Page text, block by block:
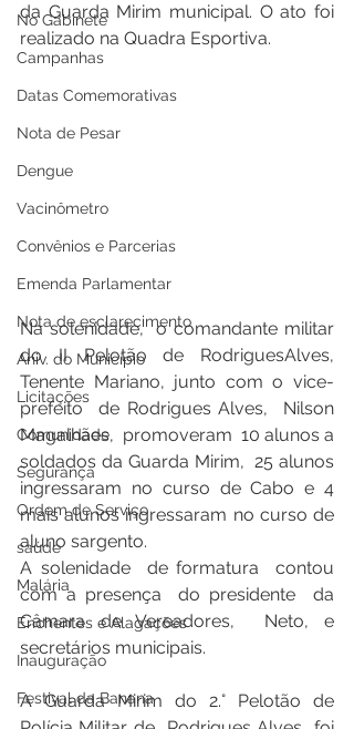
No Gabinete
Campanhas
Datas Comemorativas
Nota de Pesar
Dengue
Vacinômetro
Convênios e Parcerias
Emenda Parlamentar
Nota de esclarecimento
Aniv. do Município
Licitações
Comunidade
Segurança
Ordem de Serviço
saúde
Malária
Enchentes e Alagações
Inauguração
Festival da Banana
da Guarda Mirim municipal. O ato foi
realizado na Quadra Esportiva.
Na solenidade,  o comandante militar
do II Pelotão de RodriguesAlves,
Tenente Mariano, junto com o vice-
prefeito  de Rodrigues Alves,  Nilson
Magalhães,  promoveram  10 alunos a
soldados da Guarda Mirim,  25 alunos
ingressaram no curso de Cabo e 4
mais alunos ingressaram no curso de
aluno sargento.
A solenidade  de formatura  contou
com a presença  do presidente  da
Câmara de Vereadores,  Neto, e
secretários municipais.
A Guarda Mirim do 2.° Pelotão de